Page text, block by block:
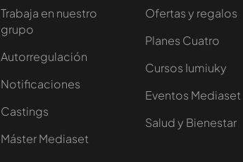
Trabaja en nuestro
grupo
Autorregulación
Notificaciones
Castings
Máster Mediaset
Ofertas y regalos
Planes Cuatro
Cursos Iumiuky
Eventos Mediaset
Salud y Bienestar